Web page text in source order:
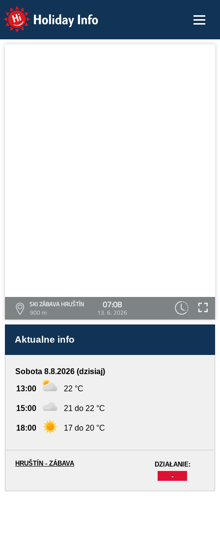
Holiday Info
SKI ZÁBAVA HRUŠTÍN
900 m
07:08
13. 6. 2026
Aktualne info
Sobota 8.8.2026 (dzisiaj)
13:00 22 °C
15:00 21 do 22 °C
18:00 17 do 20 °C
DZIAŁANIE:
-
HRUŠTÍN - ZÁBAVA